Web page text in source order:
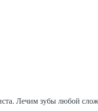
Лечим зубы любой